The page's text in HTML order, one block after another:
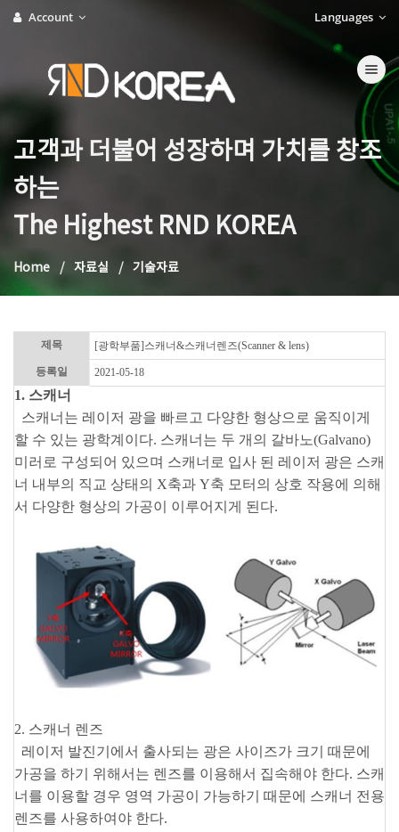
Account Languages
Toggle
고객과 더불어 성장하며 가치를 창조
하는
The Highest RND KOREA
Home 자료실 기술자료
제목 [광학부품]스캐너&스캐너렌즈(Scanner & lens)
등록일 2021-05-18
1. 스캐너
스캐너는 레이저 광을 빠르고 다양한 형상으로 움직이게
할 수 있는 광학계이다. 스캐너는 두 개의 갈바노(Galvano)
미러로 구성되어 있으며 스캐너로 입사 된 레이저 광은 스캐
너 내부의 직교 상태의 X축과 Y축 모터의 상호 작용에 의해
서 다양한 형상의 가공이 이루어지게 된다.
2. 스캐너 렌즈
레이저 발진기에서 출사되는 광은 사이즈가 크기 때문에
가공을 하기 위해서는 렌즈를 이용해서 집속해야 한다. 스캐
너를 이용할 경우 영역 가공이 가능하기 때문에 스캐너 전용
렌즈를 사용하여야 한다.